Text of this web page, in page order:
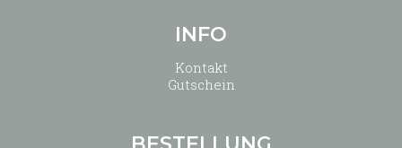
INFO
Kontakt
Gutschein